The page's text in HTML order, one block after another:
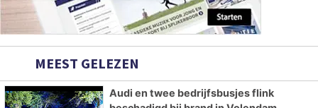
MEEST GELEZEN
Audi en twee bedrijfsbusjes flink